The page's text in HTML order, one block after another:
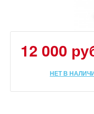
12 000
НЕТ В